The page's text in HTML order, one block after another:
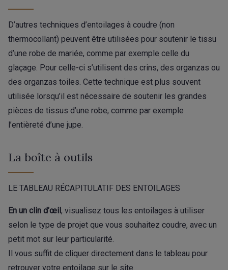
D’autres techniques d’entoilages à coudre (non
thermocollant) peuvent être utilisées pour soutenir le tissu
d’une robe de mariée, comme par exemple celle du
glaçage. Pour celle-ci s’utilisent des crins, des organzas ou
des organzas toiles. Cette technique est plus souvent
utilisée lorsqu’il est nécessaire de soutenir les grandes
pièces de tissus d’une robe, comme par exemple
l’entièreté d’une jupe.
La boîte à outils
LE TABLEAU RÉCAPITULATIF DES ENTOILAGES
En un clin d’œil, visualisez tous les entoilages à utiliser
selon le type de projet que vous souhaitez coudre, avec un
petit mot sur leur particularité.
Il vous suffit de cliquer directement dans le tableau pour
retrouver votre entoilage sur le site.